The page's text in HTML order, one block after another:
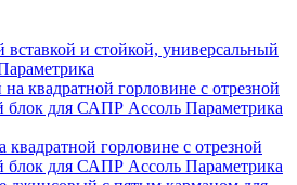
и стойкой, универсальный
горловине с отрезной
блок для САПР Ассоль Параметрика